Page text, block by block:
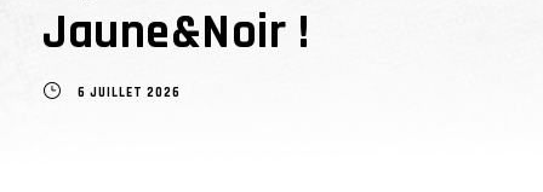
Jaune&Noir !
6 JUILLET 2026